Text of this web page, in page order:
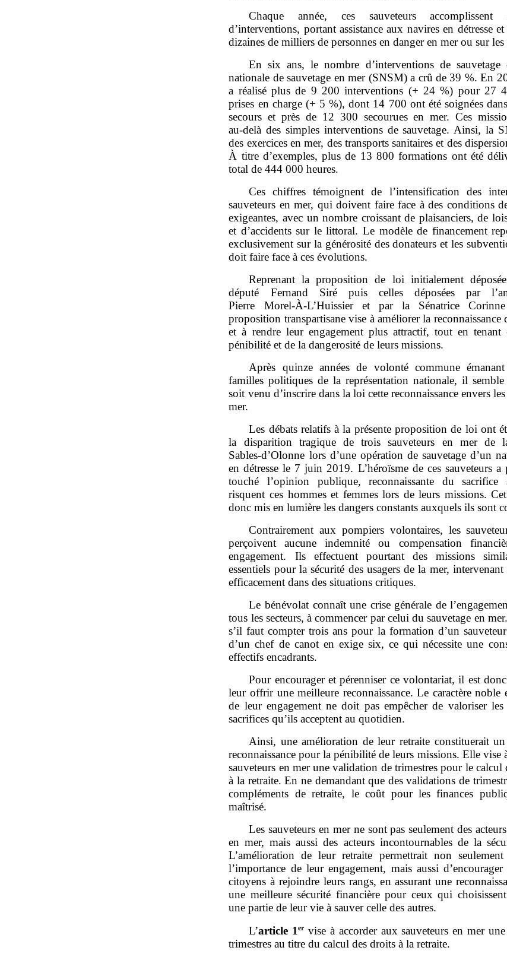
Chaque année, ces sauveteurs accomplissent
d’interventions, portant assistance aux navires en détresse
dizaines de milliers de personnes en danger en mer ou sur les
En six ans, le nombre d’interventions de sauvetage
nationale de sauvetage en mer (SNSM) a crû de 39 %. En
a réalisé plus de 9 200 interventions (+ 24 %) pour 27
prises en charge (+ 5 %), dont 14 700 ont été soignées
secours et près de 12 300 secourues en mer. Ces
au‑delà des simples interventions de sauvetage. Ainsi, la
des exercices en mer, des transports sanitaires et des
À titre d’exemples, plus de 13 800 formations ont été
total de 444 000 heures.
Ces chiffres témoignent de l’intensification des
sauveteurs en mer, qui doivent faire face à des conditions
exigeantes, avec un nombre croissant de plaisanciers, de
et d’accidents sur le littoral. Le modèle de financement
exclusivement sur la générosité des donateurs et les
doit faire face à ces évolutions.
Reprenant la proposition de loi initialement
député Fernand Siré puis celles déposées par
Pierre Morel‑À‑L’Huissier et par la Sénatrice
proposition transpartisane vise à améliorer la reconnaissance
et à rendre leur engagement plus attractif, tout en tenant
pénibilité et de la dangerosité de leurs missions.
Après quinze années de volonté commune
familles politiques de la représentation nationale, il
soit venu d’inscrire dans la loi cette reconnaissance envers
mer.
Les débats relatifs à la présente proposition de loi ont
la disparition tragique de trois sauveteurs en mer de
Sables‑d’Olonne lors d’une opération de sauvetage d’un
en détresse le 7 juin 2019. L’héroïsme de ces sauveteurs a
touché l’opinion publique, reconnaissante du sacrifice
risquent ces hommes et femmes lors de leurs missions.
donc mis en lumière les dangers constants auxquels ils sont
Contrairement aux pompiers volontaires, les
perçoivent aucune indemnité ou compensation
engagement. Ils effectuent pourtant des missions
essentiels pour la sécurité des usagers de la mer,
efficacement dans des situations critiques.
Le bénévolat connaît une crise générale de
tous les secteurs, à commencer par celui du sauvetage en
s’il faut compter trois ans pour la formation d’un
d’un chef de canot en exige six, ce qui nécessite une
effectifs encadrants.
Pour encourager et pérenniser ce volontariat, il est donc
leur offrir une meilleure reconnaissance. Le caractère noble
de leur engagement ne doit pas empêcher de valoriser les
sacrifices qu’ils acceptent au quotidien.
Ainsi, une amélioration de leur retraite constituerait
reconnaissance pour la pénibilité de leurs missions. Elle vise
sauveteurs en mer une validation de trimestres pour le calcul
à la retraite. En ne demandant que des validations de
compléments de retraite, le coût pour les finances
maîtrisé.
Les sauveteurs en mer ne sont pas seulement des
en mer, mais aussi des acteurs incontournables de la
L’amélioration de leur retraite permettrait non
l’importance de leur engagement, mais aussi
citoyens à rejoindre leurs rangs, en assurant une
une meilleure sécurité financière pour ceux qui
une partie de leur vie à sauver celle des autres.
L’article 1er vise à accorder aux sauveteurs en mer
trimestres au titre du calcul des droits à la retraite.